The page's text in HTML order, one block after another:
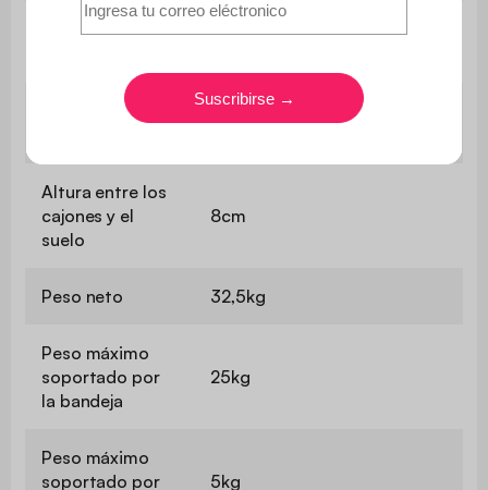
Cajones
L 52,5 x H 18,5cm (x2)
L 48 x P 28,5 x H 12cm (x2)
Altura entre los
cajones y el
suelo
8cm
Peso neto 32,5kg
Peso máximo
soportado por
la bandeja
25kg
Peso máximo
soportado por
5kg